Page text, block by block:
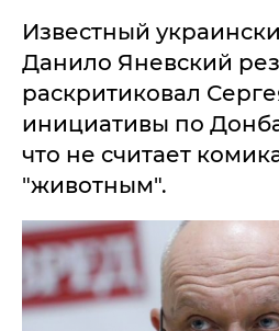
Известный
Данило Яневский
раскритиковал
инициативы по
что не считает
"животным".